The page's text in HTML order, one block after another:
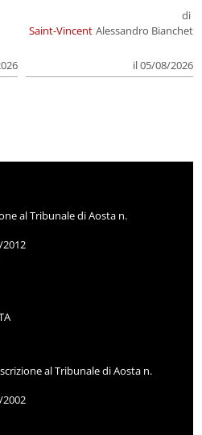
Saint-Vincent
di
Alessandro Bianchet
il 05/08/2026
al Tribunale di Aosta n.
al Tribunale di Aosta n.